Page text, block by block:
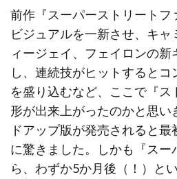
前作『スーパーストリート
ビジュアルを一新させ、キ
ィージェイ、フェイロンの
し、連続技がヒットすると
を盛り込むなど、ここで『
形が出来上がったのかと思い
ドアップ版が発売されると
に驚きました。しかも『ス
ら、わずか5か月後（！）と